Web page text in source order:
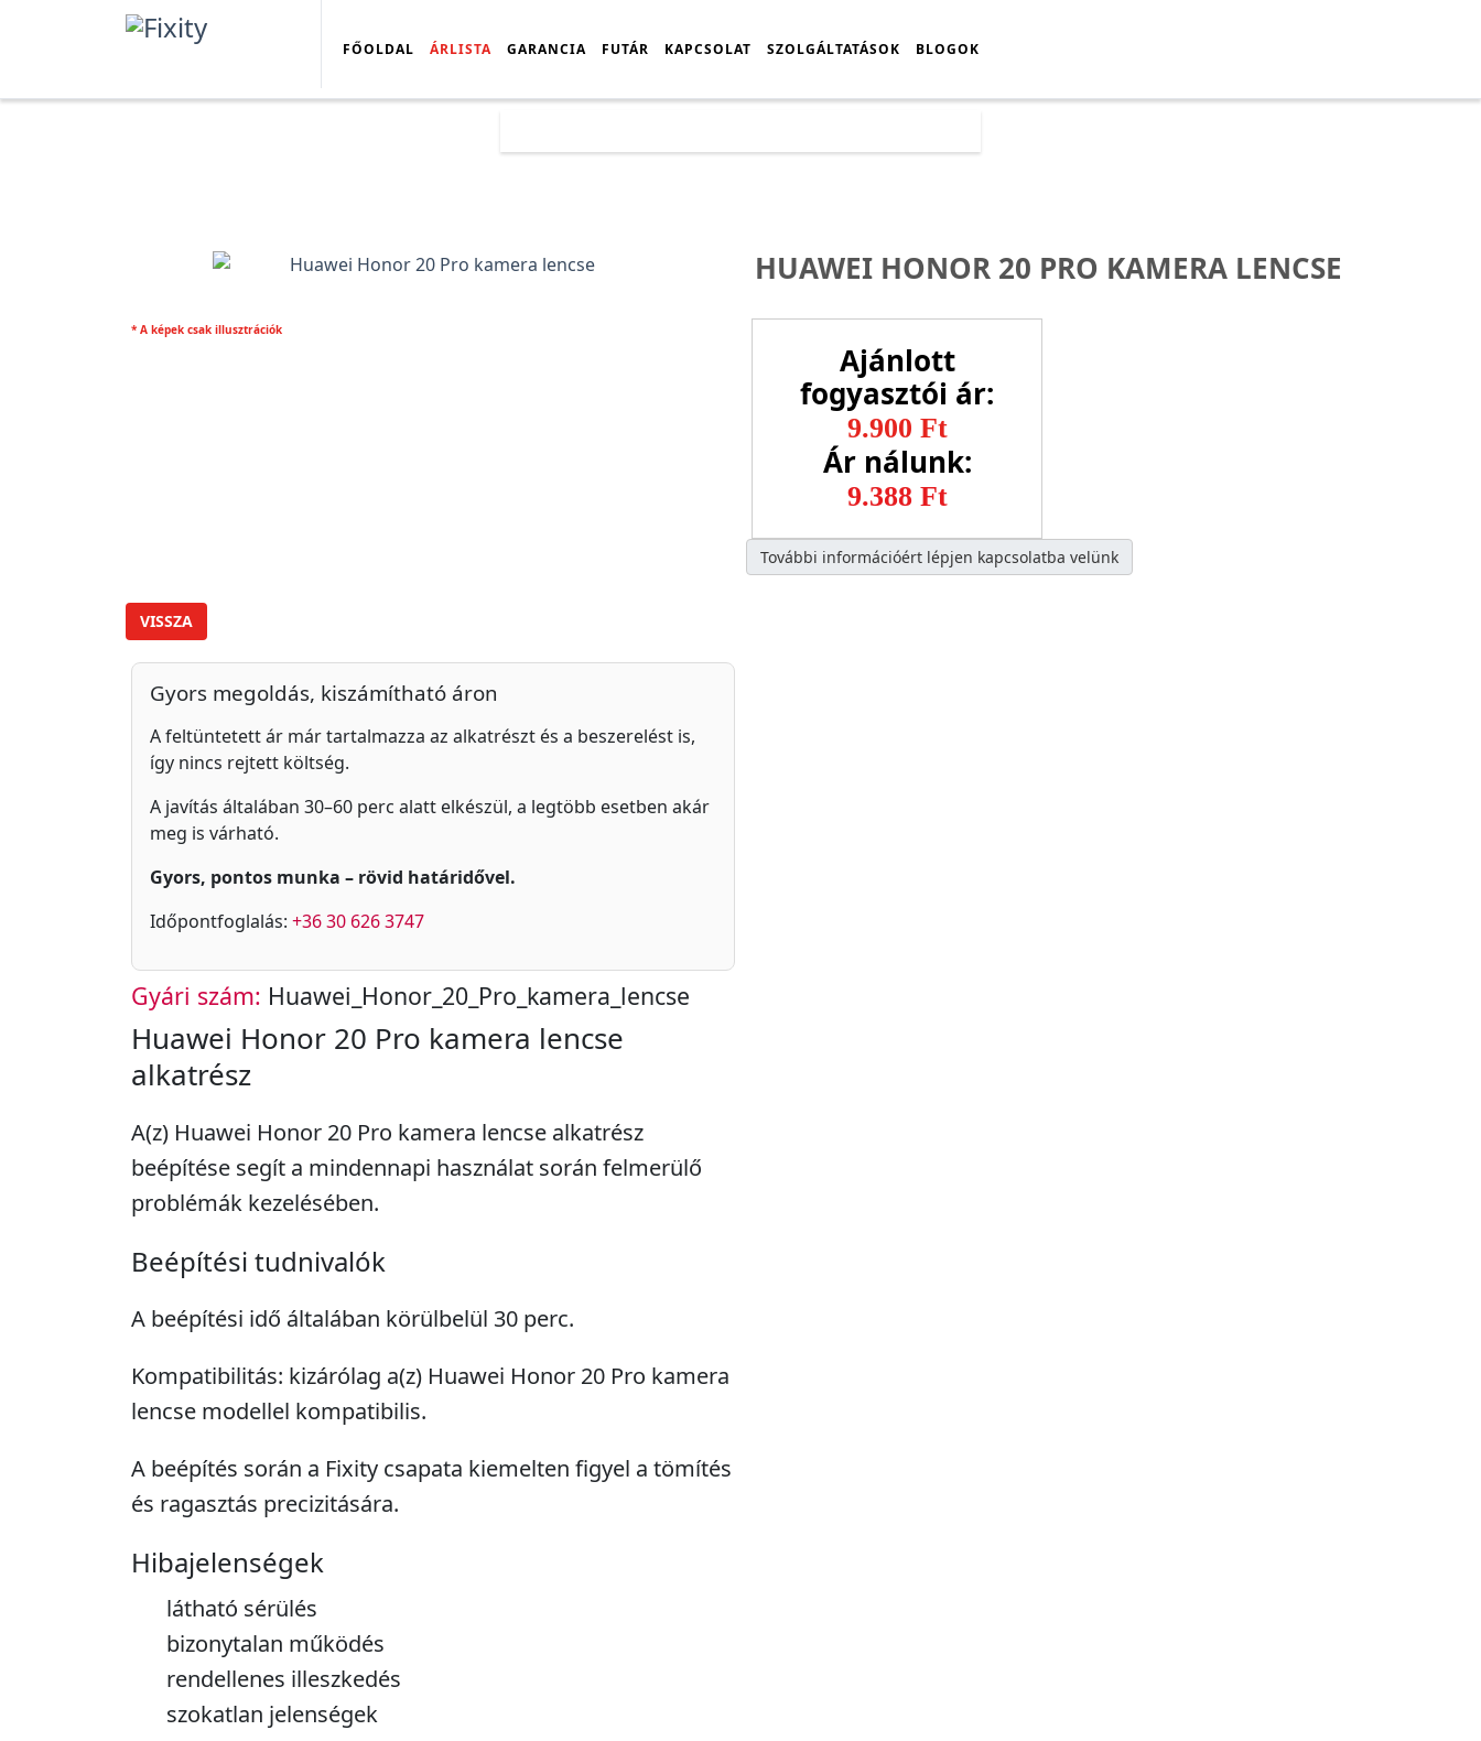
FŐOLDAL ÁRLISTA GARANCIA FUTÁR KAPCSOLAT SZOLGÁLTATÁSOK BLOGOK
* A képek csak illusztrációk
HUAWEI HONOR 20 PRO KAMERA LENCSE
Ajánlott
fogyasztói ár:
9.900 Ft
Ár nálunk:
9.388 Ft
További információért lépjen kapcsolatba velünk
VISSZA
Gyors megoldás, kiszámítható áron
A feltüntetett ár már tartalmazza az alkatrészt és a beszerelést is,
így nincs rejtett költség.
A javítás általában 30–60 perc alatt elkészül, a legtöbb esetben akár
meg is várható.
Gyors, pontos munka – rövid határidővel.
Időpontfoglalás: +36 30 626 3747
Gyári szám: Huawei_Honor_20_Pro_kamera_lencse
Huawei Honor 20 Pro kamera lencse
alkatrész
A(z) Huawei Honor 20 Pro kamera lencse alkatrész
beépítése segít a mindennapi használat során felmerülő
problémák kezelésében.
Beépítési tudnivalók
A beépítési idő általában körülbelül 30 perc.
Kompatibilitás: kizárólag a(z) Huawei Honor 20 Pro kamera
lencse modellel kompatibilis.
A beépítés során a Fixity csapata kiemelten figyel a tömítés
és ragasztás precizitására.
Hibajelenségek
látható sérülés
bizonytalan működés
rendellenes illeszkedés
szokatlan jelenségek